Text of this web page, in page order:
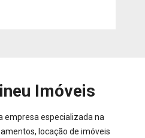
Imóveis
empresa especializada na
locação de imóveis